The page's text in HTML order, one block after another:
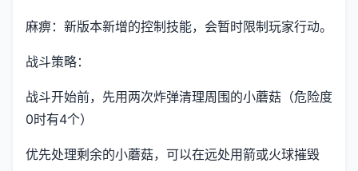
麻痹：新版本新增的控制技能，会暂时限制玩家行动。
战斗策略：
战斗开始前，先用两次炸弹清理周围的小蘑菇（危险度
0时有4个）
优先处理剩余的小蘑菇，可以在远处用箭或火球摧毁